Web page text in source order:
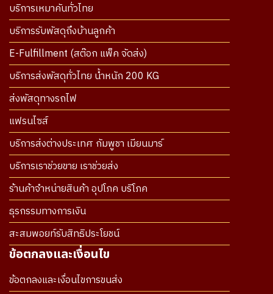
บริการเหมาคันทั่วไทย
บริการรับพัสดุถึงบ้านลูกค้า
E-Fulfillment (สต๊อก แพ็ค จัดส่ง)
บริการส่งพัสดุทั่วไทย น้ำหนัก 200 KG
ส่งพัสดุทางรถไฟ
แฟรนไซส์
บริการส่งต่างประเทศ กัมพูชา เมียนมาร์
บริการเราช่วยขาย เราช่วยส่ง
ร้านค้าจำหน่ายสินค้า อุปโภค บริโภค
ธุรกรรมทางการเงิน
สะสมพอยท์รับสิทธิประโยชน์
ข้อตกลงและเงื่อนไข
ข้อตกลงและเงื่อนไขการขนส่ง